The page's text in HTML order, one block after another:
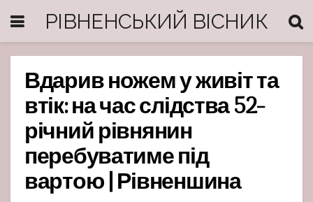
РІВНЕНСЬКИЙ ВІСНИК
Вдарив ножем у живіт та
втік: на час слідства 52-
річний рівнянин
перебуватиме під
вартою | Рівненшина